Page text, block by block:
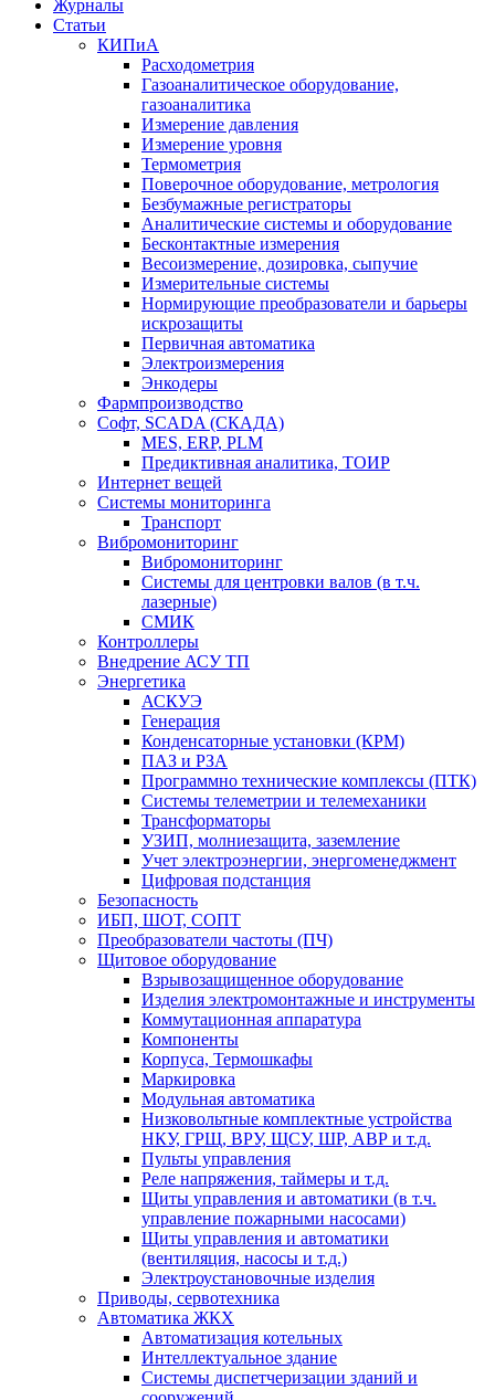
Журналы
Статьи
КИПиА
Расходометрия
Газоаналитическое оборудование,
газоаналитика
Измерение давления
Измерение уровня
Термометрия
Поверочное оборудование, метрология
Безбумажные регистраторы
Аналитические системы и оборудование
Бесконтактные измерения
Весоизмерение, дозировка, сыпучие
Измерительные системы
Нормирующие преобразователи и барьеры
искрозащиты
Первичная автоматика
Электроизмерения
Энкодеры
Фармпроизводство
Софт, SCADA (СКАДА)
MES, ERP, PLM
Предиктивная аналитика, ТОИР
Интернет вещей
Системы мониторинга
Транспорт
Вибромониторинг
Вибромониторинг
Системы для центровки валов (в т.ч.
лазерные)
СМИК
Контроллеры
Внедрение АСУ ТП
Энергетика
АСКУЭ
Генерация
Конденсаторные установки (КРМ)
ПАЗ и РЗА
Программно технические комплексы (ПТК)
Системы телеметрии и телемеханики
Трансформаторы
УЗИП, молниезащита, заземление
Учет электроэнергии, энергоменеджмент
Цифровая подстанция
Безопасность
ИБП, ШОТ, СОПТ
Преобразователи частоты (ПЧ)
Щитовое оборудование
Взрывозащищенное оборудование
Изделия электромонтажные и инструменты
Коммутационная аппаратура
Компоненты
Корпуса, Термошкафы
Маркировка
Модульная автоматика
Низковольтные комплектные устройства
НКУ, ГРЩ, ВРУ, ЩСУ, ШР, АВР и т.д.
Пульты управления
Реле напряжения, таймеры и т.д.
Щиты управления и автоматики (в т.ч.
управление пожарными насосами)
Щиты управления и автоматики
(вентиляция, насосы и т.д.)
Электроустановочные изделия
Приводы, сервотехника
Автоматика ЖКХ
Автоматизация котельных
Интеллектуальное здание
Системы диспетчеризации зданий и